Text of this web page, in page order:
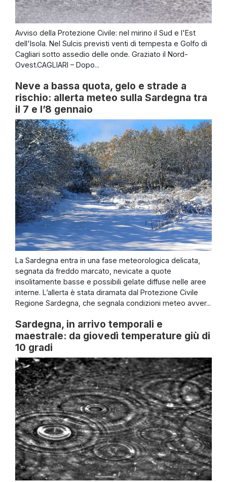
Avviso della Protezione Civile: nel mirino il Sud e l'Est
dell'Isola. Nel Sulcis previsti venti di tempesta e Golfo di
Cagliari sotto assedio delle onde. Graziato il Nord-
Ovest.CAGLIARI – Dopo...
Neve a bassa quota, gelo e strade a
rischio: allerta meteo sulla Sardegna tra
il 7 e l’8 gennaio
La Sardegna entra in una fase meteorologica delicata,
segnata da freddo marcato, nevicate a quote
insolitamente basse e possibili gelate diffuse nelle aree
interne. L’allerta è stata diramata dal Protezione Civile
Regione Sardegna, che segnala condizioni meteo avver...
Sardegna, in arrivo temporali e
maestrale: da giovedì temperature giù di
10 gradi